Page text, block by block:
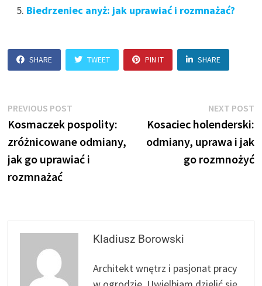
Biedrzeniec anyż: jak uprawiać i rozmnażać?
SHARE TWEET PIN IT SHARE
Nawigacja
wpisu
PREVIOUS POST
post:
Kosmaczek pospolity:
zróżnicowane odmiany,
jak go uprawiać i
rozmnażać
NEXT POST
Kosaciec holenderski:
odmiany, uprawa i jak
go rozmnożyć
Kladiusz Borowski
Architekt wnętrz i pasjonat pracy